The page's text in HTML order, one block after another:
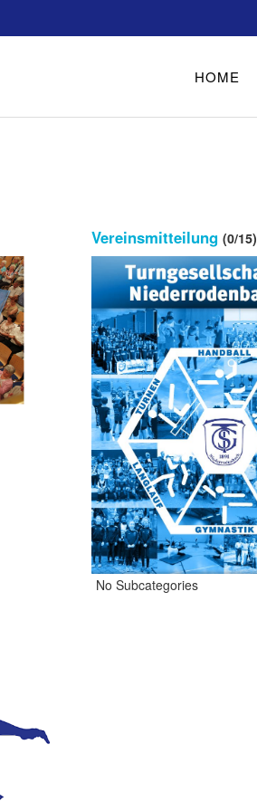
HOME
Vereinsmitteilung (0/15)
No Subcategories